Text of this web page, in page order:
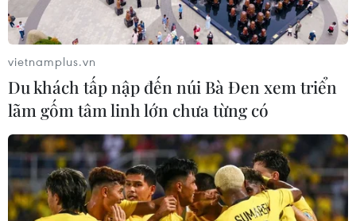
09/08/2026 15:11
Vấn đề người di cư: Đức khôi phục cơ
chế trả người xin tị nạn về Italy
09/08/2026 14:40
Vụ xả súng tại Thái Lan: Cảnh sát tiết
lộ hành vi của nghi phạm trước khi
vietnamplus.vn
Du khách tấp nập đến núi Bà Đen xem triển
lãm gốm tâm linh lớn chưa từng có